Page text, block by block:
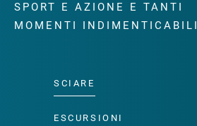
SPORT E AZIONE E TANTI
MOMENTI INDIMENTICABILI
SCIARE
ESCURSIONI